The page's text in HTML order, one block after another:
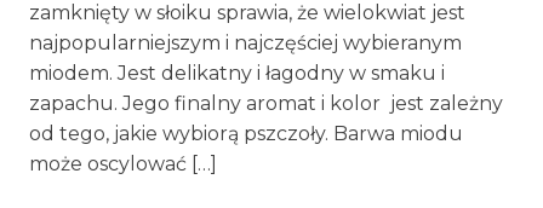
zamknięty w słoiku sprawia, że wielokwiat jest
najpopularniejszym i najczęściej wybieranym
miodem. Jest delikatny i łagodny w smaku i
zapachu. Jego finalny aromat i kolor jest zależny
od tego, jakie wybiorą pszczoły. Barwa miodu
może oscylować […]